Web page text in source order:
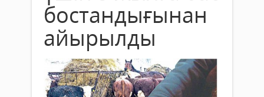
бостандығынан
айырылды